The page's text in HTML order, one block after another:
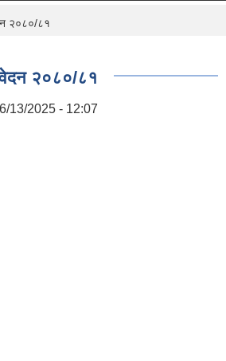
२०८०/८१
२०८०/८१
13/2025 - 12:07